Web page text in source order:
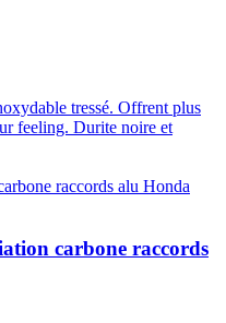
tressé. Offrent plus
feeling. Durite noire et
carbone raccords